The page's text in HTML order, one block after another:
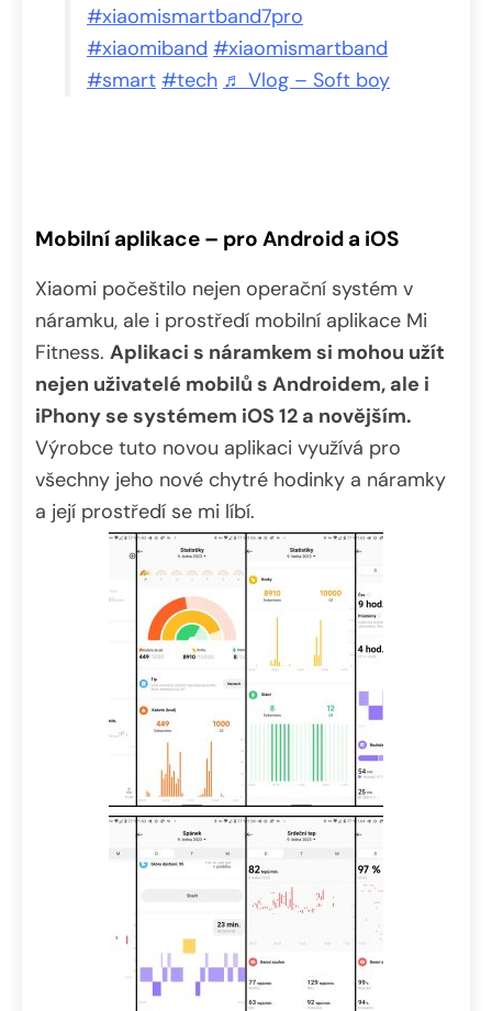
#xiaomismartband7pro
#xiaomiband #xiaomismartband
#smart #tech ♬ Vlog – Soft boy
Mobilní aplikace – pro Android a iOS
Xiaomi počeštilo nejen operační systém v
náramku, ale i prostředí mobilní aplikace Mi
Fitness. Aplikaci s náramkem si mohou užít
nejen uživatelé mobilů s Androidem, ale i
iPhony se systémem iOS 12 a novějším.
Výrobce tuto novou aplikaci využívá pro
všechny jeho nové chytré hodinky a náramky
a její prostředí se mi líbí.